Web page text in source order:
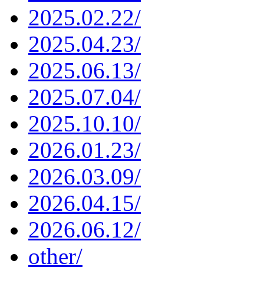
2025.02.22/
2025.04.23/
2025.06.13/
2025.07.04/
2025.10.10/
2026.01.23/
2026.03.09/
2026.04.15/
2026.06.12/
other/